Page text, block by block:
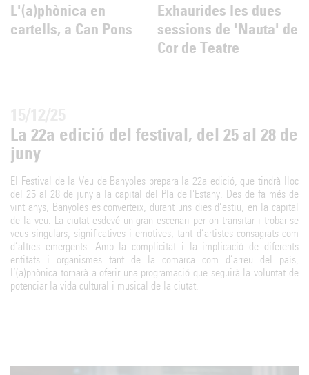
L'(a)phònica en
cartells, a Can Pons
Exhaurides les dues
sessions de 'Nauta' de
Cor de Teatre
La 22a edició del festival, del 25 al 28 de
juny
El Festival de la Veu de Banyoles prepara la 22a edició, que tindrà lloc
del 25 al 28 de juny a la capital del Pla de l'Estany. Des de fa més de
vint anys, Banyoles es converteix, durant uns dies d’estiu, en la capital
de la veu. La ciutat esdevé un gran escenari per on transitar i trobar-se
veus singulars, significatives i emotives, tant d’artistes consagrats com
d’altres emergents. Amb la complicitat i la implicació de diferents
entitats i organismes tant de la comarca com d’arreu del país,
l’(a)phònica tornarà a oferir una programació que seguirà la voluntat de
potenciar la vida cultural i musical de la ciutat.